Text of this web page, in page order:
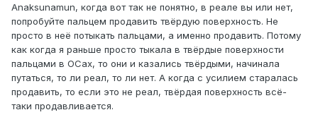
Anaksunamun, когда вот так не понятно, в реале вы или нет,
попробуйте пальцем продавить твёрдую поверхность. Не
просто в неё потыкать пальцами, а именно продавить. Потому
как когда я раньше просто тыкала в твёрдые поверхности
пальцами в ОСах, то они и казались твёрдыми, начинала
путаться, то ли реал, то ли нет. А когда с усилием старалась
продавить, то если это не реал, твёрдая поверхность всё-
таки продавливается.